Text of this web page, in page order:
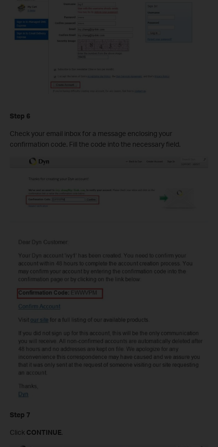
Step 6
Check your email inbox for a message enclosing your
confirmation code. Fill the code into the necessary field.
Step 7
Click CONTINUE.